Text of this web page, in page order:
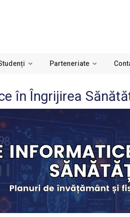
Parteneriate
în Îngrijirea